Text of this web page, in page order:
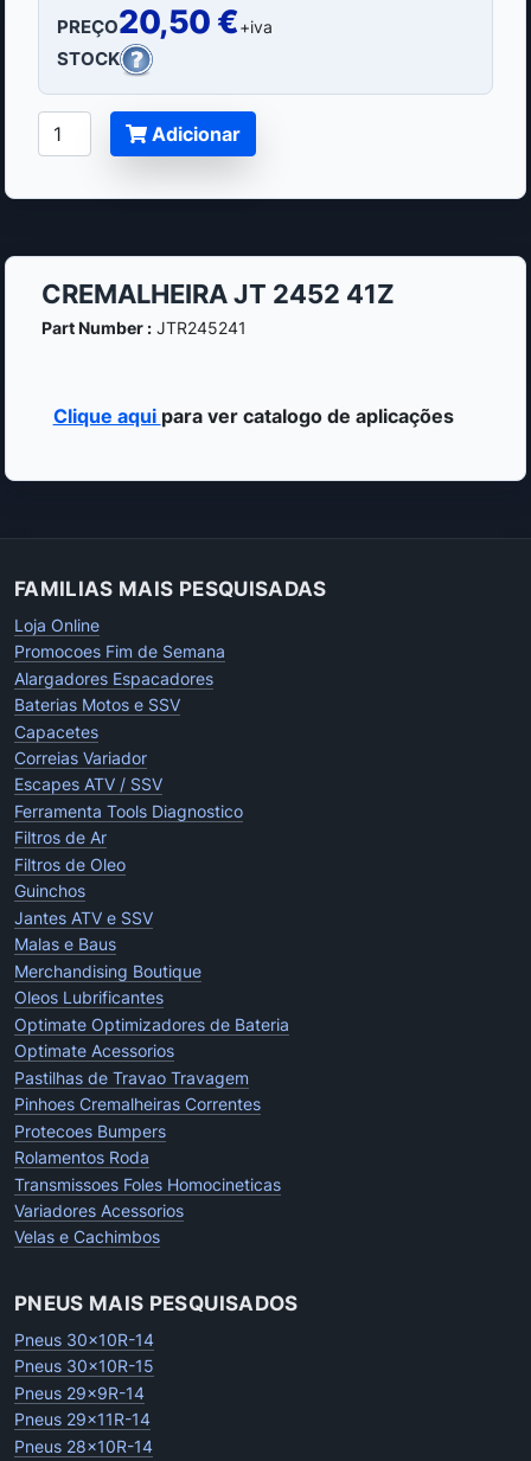
PREÇO20,50 €+iva
STOCK
Adicionar
CREMALHEIRA JT 2452 41Z
Part Number :JTR245241
Clique aqui para ver catalogo de aplicações
FAMILIAS MAIS PESQUISADAS
Loja Online
Promocoes Fim de Semana
Alargadores Espacadores
Baterias Motos e SSV
Capacetes
Correias Variador
Escapes ATV / SSV
Ferramenta Tools Diagnostico
Filtros de Ar
Filtros de Oleo
Guinchos
Jantes ATV e SSV
Malas e Baus
Merchandising Boutique
Oleos Lubrificantes
Optimate Optimizadores de Bateria
Optimate Acessorios
Pastilhas de Travao Travagem
Pinhoes Cremalheiras Correntes
Protecoes Bumpers
Rolamentos Roda
Transmissoes Foles Homocineticas
Variadores Acessorios
Velas e Cachimbos
PNEUS MAIS PESQUISADOS
Pneus 30x10R-14
Pneus 30x10R-15
Pneus 29x9R-14
Pneus 29x11R-14
Pneus 28x10R-14